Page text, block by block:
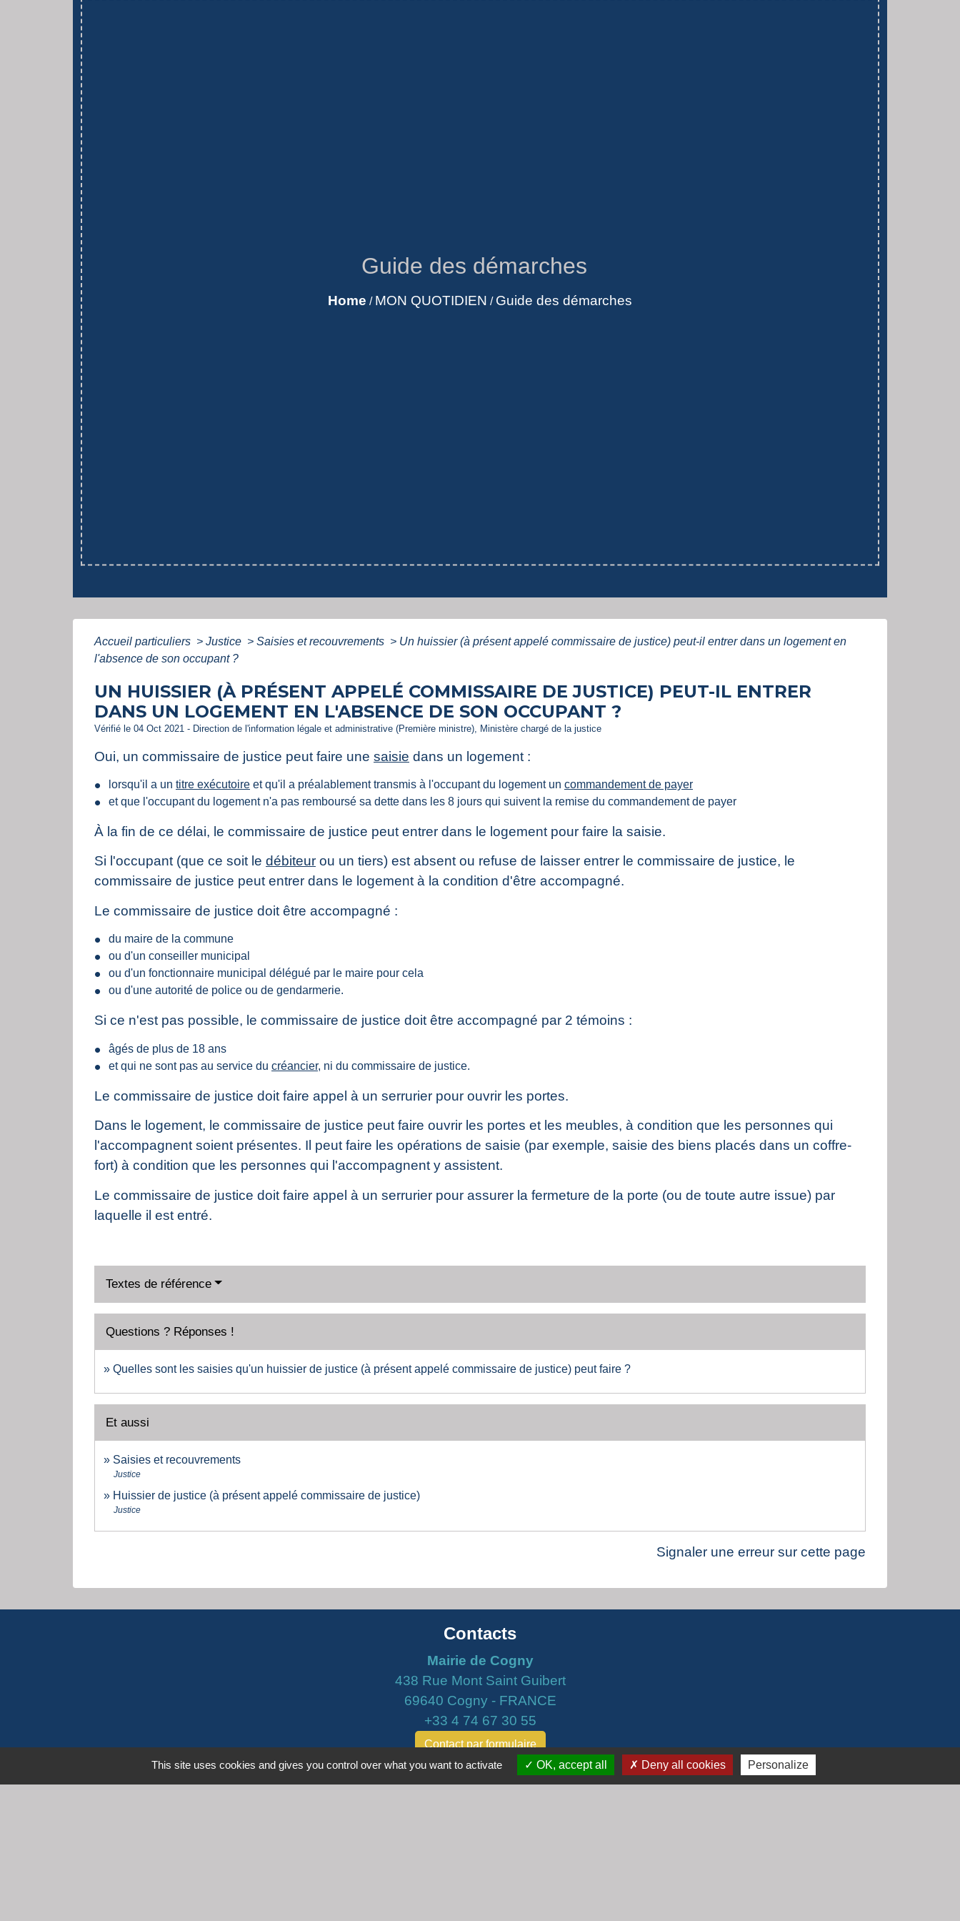
Guide des démarches
Home / MON QUOTIDIEN / Guide des démarches
Accueil particuliers > Justice > Saisies et recouvrements > Un huissier (à présent appelé commissaire de justice) peut-il entrer dans un logement en
l'absence de son occupant ?
UN HUISSIER (À PRÉSENT APPELÉ COMMISSAIRE DE JUSTICE) PEUT-IL ENTRER
DANS UN LOGEMENT EN L'ABSENCE DE SON OCCUPANT ?
Vérifié le 04 Oct 2021 - Direction de l'information légale et administrative (Première ministre), Ministère chargé de la justice
Oui, un commissaire de justice peut faire une saisie dans un logement :
lorsqu'il a un titre exécutoire et qu'il a préalablement transmis à l'occupant du logement un commandement de payer
et que l'occupant du logement n'a pas remboursé sa dette dans les 8 jours qui suivent la remise du commandement de payer
À la fin de ce délai, le commissaire de justice peut entrer dans le logement pour faire la saisie.
Si l'occupant (que ce soit le débiteur ou un tiers) est absent ou refuse de laisser entrer le commissaire de justice, le
commissaire de justice peut entrer dans le logement à la condition d'être accompagné.
Le commissaire de justice doit être accompagné :
du maire de la commune
ou d'un conseiller municipal
ou d'un fonctionnaire municipal délégué par le maire pour cela
ou d'une autorité de police ou de gendarmerie.
Si ce n'est pas possible, le commissaire de justice doit être accompagné par 2 témoins :
âgés de plus de 18 ans
et qui ne sont pas au service du créancier, ni du commissaire de justice.
Le commissaire de justice doit faire appel à un serrurier pour ouvrir les portes.
Dans le logement, le commissaire de justice peut faire ouvrir les portes et les meubles, à condition que les personnes qui
l'accompagnent soient présentes. Il peut faire les opérations de saisie (par exemple, saisie des biens placés dans un coffre-
fort) à condition que les personnes qui l'accompagnent y assistent.
Le commissaire de justice doit faire appel à un serrurier pour assurer la fermeture de la porte (ou de toute autre issue) par
laquelle il est entré.
Textes de référence
Questions ? Réponses !
Quelles sont les saisies qu'un huissier de justice (à présent appelé commissaire de justice) peut faire ?
Et aussi
Saisies et recouvrements
Justice
Huissier de justice (à présent appelé commissaire de justice)
Justice
Signaler une erreur sur cette page
Contacts
Mairie de Cogny
438 Rue Mont Saint Guibert
69640 Cogny - FRANCE
+33 4 74 67 30 55
Contact par formulaire
Horaires
This site uses cookies and gives you control over what you want to activate OK, accept all Deny all cookies Personalize